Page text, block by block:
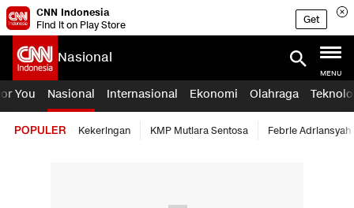
CNN Indonesia
Find it on Play Store
Get
Nasional
MENU
You Nasional Internasional Ekonomi Olahraga
POPULER Kekeringan KMP Mutiara Sentosa Febrie Adriansyah